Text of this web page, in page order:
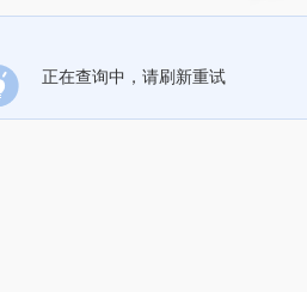
正在查询中，请刷新重试